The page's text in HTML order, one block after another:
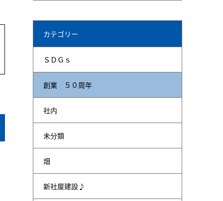
カテゴリー
ＳＤＧｓ
創業 ５０周年
社内
未分類
畑
新社屋建設♪